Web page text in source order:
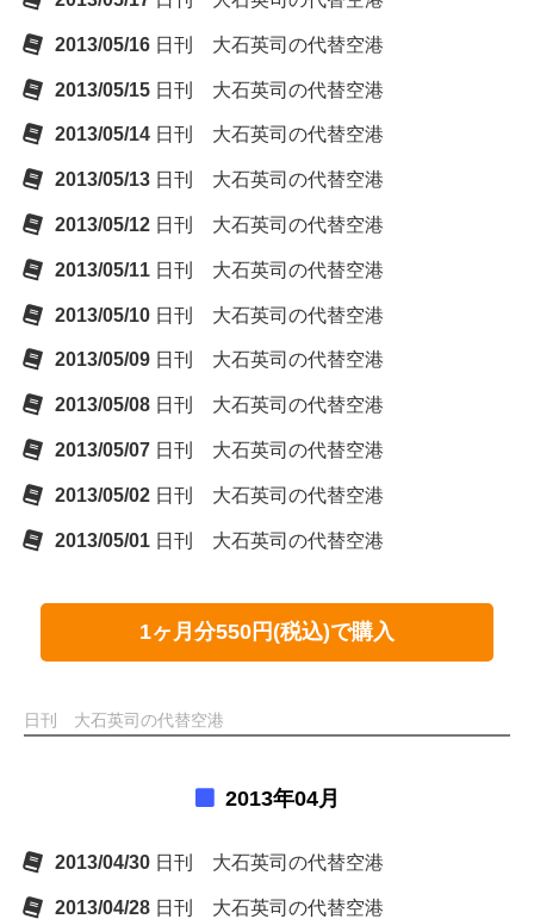
2013/05/16 日刊 大石英司の代替空港
2013/05/15 日刊 大石英司の代替空港
2013/05/14 日刊 大石英司の代替空港
2013/05/13 日刊 大石英司の代替空港
2013/05/12 日刊 大石英司の代替空港
2013/05/11 日刊 大石英司の代替空港
2013/05/10 日刊 大石英司の代替空港
2013/05/09 日刊 大石英司の代替空港
2013/05/08 日刊 大石英司の代替空港
2013/05/07 日刊 大石英司の代替空港
2013/05/02 日刊 大石英司の代替空港
2013/05/01 日刊 大石英司の代替空港
1ヶ月分550円(税込)で購入
日刊 大石英司の代替空港
2013年04月
2013/04/30 日刊 大石英司の代替空港
2013/04/28 日刊 大石英司の代替空港